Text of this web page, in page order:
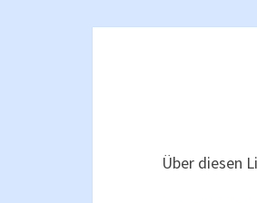
Über diesen